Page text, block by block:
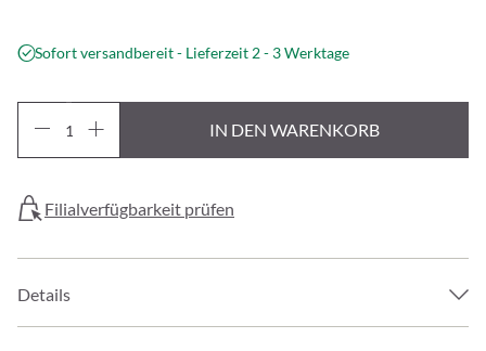
Sofort versandbereit - Lieferzeit 2 - 3 Werktage
IN DEN WARENKORB
Filialverfügbarkeit prüfen
Details